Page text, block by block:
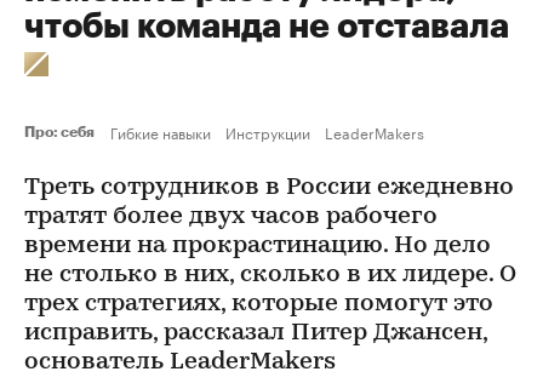
чтобы команда не отставала
Про: себя Гибкие навыки Инструкции LeaderMakers
Треть сотрудников в России ежедневно
тратят более двух часов рабочего
времени на прокрастинацию. Но дело
не столько в них, сколько в их лидере. О
трех стратегиях, которые помогут это
исправить, рассказал Питер Джансен,
основатель LeaderMakers